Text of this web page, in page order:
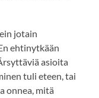
jotain
ehtinytkään
asioita
tuli eteen, tai
onnea, mitä